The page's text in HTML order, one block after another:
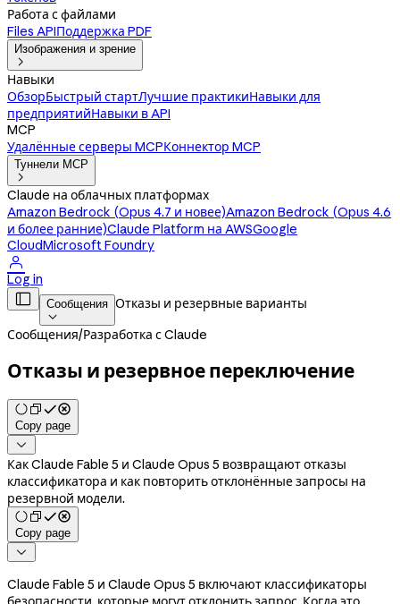
Работа с файлами
Files APIПоддержка PDF
Изображения и зрение

Навыки
ОбзорБыстрый стартЛучшие практикиНавыки для
предприятийНавыки в API
MCP
Удалённые серверы MCPКоннектор MCP
Туннели MCP

Claude на облачных платформах
Amazon Bedrock (Opus 4.7 и новее)Amazon Bedrock (Opus 4.6
и более ранние)Claude Platform на AWSGoogle
CloudMicrosoft Foundry

Log in
 Сообщения

Отказы и резервные варианты
Сообщения/Разработка с Claude
Отказы и резервное переключение
Copy page

Как Claude Fable 5 и Claude Opus 5 возвращают отказы
классификатора и как повторить отклонённые запросы на
резервной модели.
Copy page

Claude Fable 5 и Claude Opus 5 включают классификаторы